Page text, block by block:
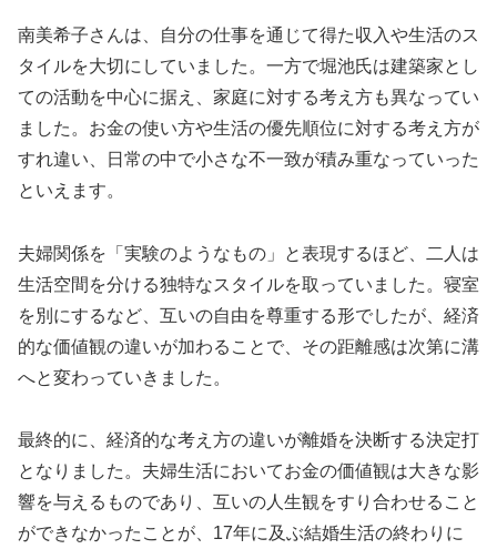
南美希子さんは、自分の仕事を通じて得た収入や生活のス
タイルを大切にしていました。一方で堀池氏は建築家とし
ての活動を中心に据え、家庭に対する考え方も異なってい
ました。お金の使い方や生活の優先順位に対する考え方が
すれ違い、日常の中で小さな不一致が積み重なっていった
といえます。
夫婦関係を「実験のようなもの」と表現するほど、二人は
生活空間を分ける独特なスタイルを取っていました。寝室
を別にするなど、互いの自由を尊重する形でしたが、経済
的な価値観の違いが加わることで、その距離感は次第に溝
へと変わっていきました。
最終的に、経済的な考え方の違いが離婚を決断する決定打
となりました。夫婦生活においてお金の価値観は大きな影
響を与えるものであり、互いの人生観をすり合わせること
ができなかったことが、17年に及ぶ結婚生活の終わりに